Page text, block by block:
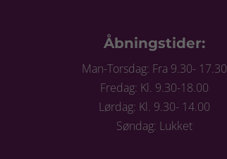
Åbningstider:
Man-Torsdag: Fra 9.30- 17.30
Fredag: Kl. 9.30-18.00
Lørdag: Kl. 9.30- 14.00
Søndag: Lukket